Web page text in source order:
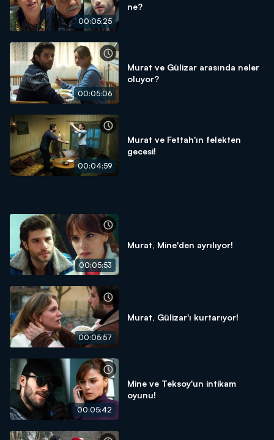
00:05:25
ne?
00:05:06
Murat ve Gülizar arasında neler
oluyor?
00:04:59
Murat ve Fettah'ın felekten
gecesi!
00:05:53
Murat, Mine'den ayrılıyor!
00:05:57
Murat, Gülizar'ı kurtarıyor!
00:05:42
Mine ve Teksoy'un intikam
oyunu!